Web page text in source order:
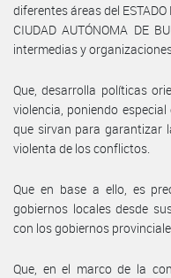
diferentes áreas del
CIUDAD AUTÓNOMA DE
intermedias y
Que, desarrolla políticas
violencia, poniendo
que sirvan para garantizar
violenta de los conflictos.
Que en base a ello, es
gobiernos locales desde
con los gobiernos
Que, en el marco de la